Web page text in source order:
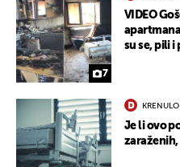
7
VIDEO
su se, pili
Je li ovo